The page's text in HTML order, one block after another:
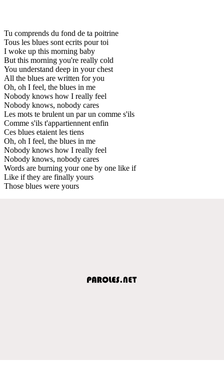
Tu comprends du fond de ta poitrine
Tous les blues sont ecrits pour toi
I woke up this morning baby
But this morning you're really cold
You understand deep in your chest
All the blues are written for you
Oh, oh I feel, the blues in me
Nobody knows how I really feel
Nobody knows, nobody cares
Les mots te brulent un par un comme s'ils
Comme s'ils t'appartiennent enfin
Ces blues etaient les tiens
Oh, oh I feel, the blues in me
Nobody knows how I really feel
Nobody knows, nobody cares
Words are burning your one by one like if
Like if they are finally yours
Those blues were yours